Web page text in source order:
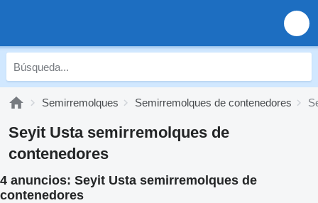
Semirremolques Semirremolques de contenedores
Seyit Usta semirremolques de
contenedores
4 anuncios: Seyit Usta semirremolques de
contenedores